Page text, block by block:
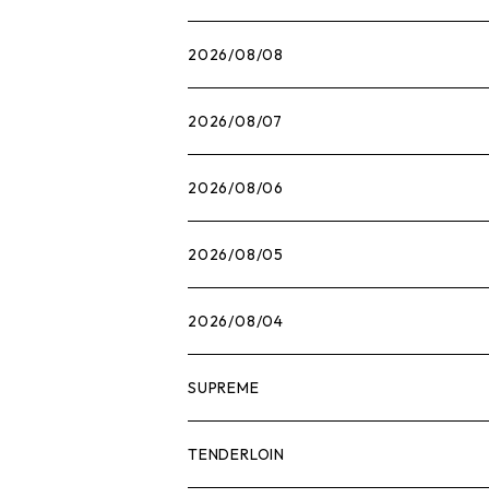
2026/08/08
2026/08/07
2026/08/06
2026/08/05
2026/08/04
SUPREME
Tシャツ
TENDERLOIN